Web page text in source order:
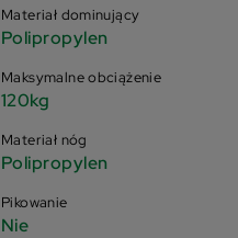
Materiał dominujący
Polipropylen
Maksymalne obciążenie
120kg
Materiał nóg
Polipropylen
Pikowanie
Nie